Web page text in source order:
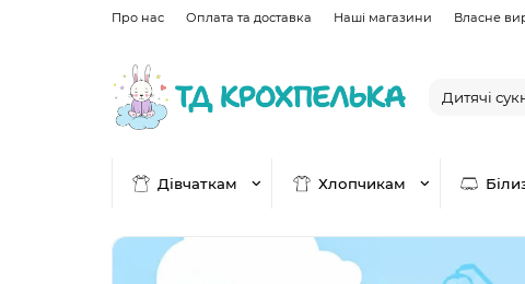
Про нас Оплата та доставка Наші магазини Власне
Дівчаткам Хлопчикам